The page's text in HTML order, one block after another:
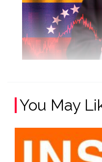
You May